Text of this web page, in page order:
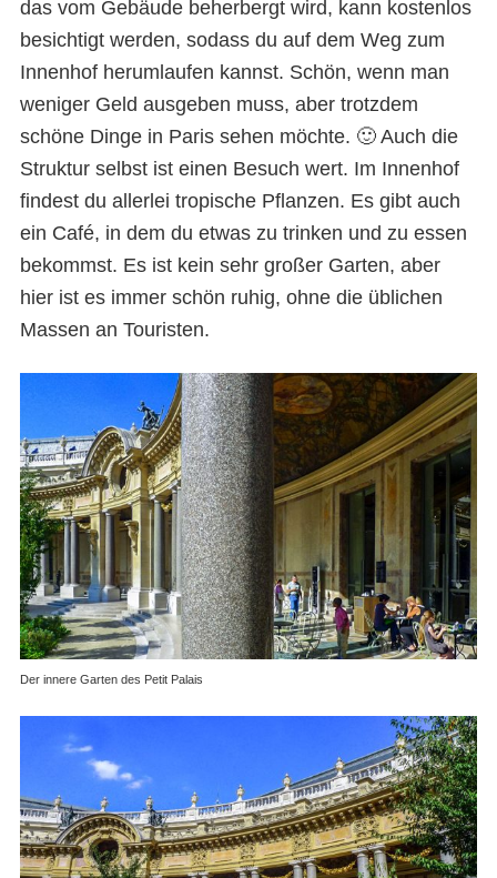
das vom Gebäude beherbergt wird, kann kostenlos
besichtigt werden, sodass du auf dem Weg zum
Innenhof herumlaufen kannst. Schön, wenn man
weniger Geld ausgeben muss, aber trotzdem
schöne Dinge in Paris sehen möchte. 🙂 Auch die
Struktur selbst ist einen Besuch wert. Im Innenhof
findest du allerlei tropische Pflanzen. Es gibt auch
ein Café, in dem du etwas zu trinken und zu essen
bekommst. Es ist kein sehr großer Garten, aber
hier ist es immer schön ruhig, ohne die üblichen
Massen an Touristen.
Der innere Garten des Petit Palais